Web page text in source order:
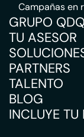
Campañas en
GRUPO QDQ
TU ASESOR
PARTNERS
TALENTO
BLOG
INCLUYE